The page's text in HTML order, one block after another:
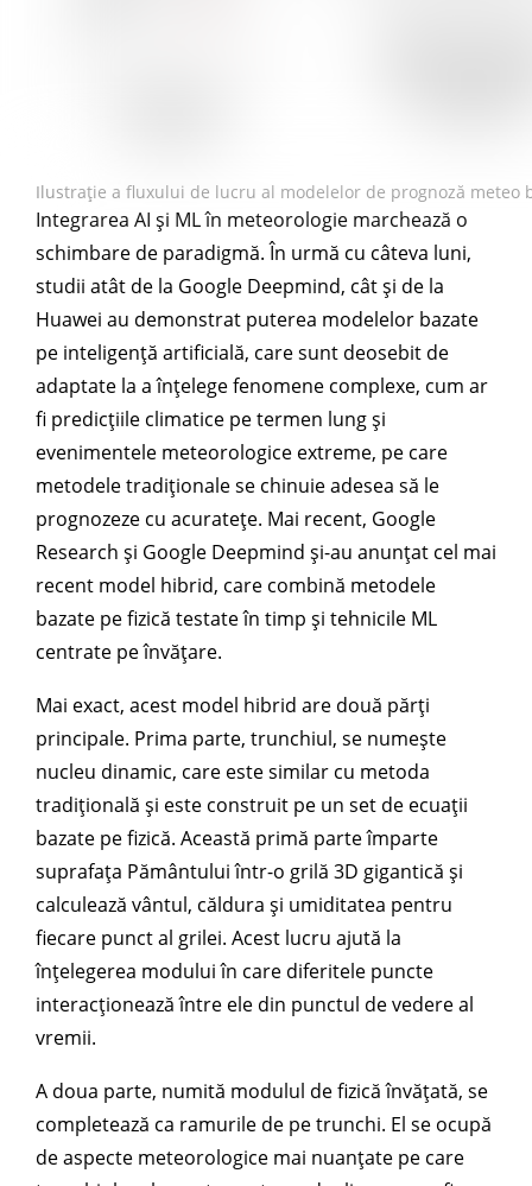
Ilustrație a fluxului de lucru al modelelor de prognoză meteo
Integrarea AI și ML în meteorologie marchează o
schimbare de paradigmă. În urmă cu câteva luni,
studii atât de la Google Deepmind, cât și de la
Huawei au demonstrat puterea modelelor bazate
pe inteligență artificială, care sunt deosebit de
adaptate la a înțelege fenomene complexe, cum ar
fi predicțiile climatice pe termen lung și
evenimentele meteorologice extreme, pe care
metodele tradiționale se chinuie adesea să le
prognozeze cu acuratețe. Mai recent, Google
Research și Google Deepmind și-au anunțat cel mai
recent model hibrid, care combină metodele
bazate pe fizică testate în timp și tehnicile ML
centrate pe învățare.
Mai exact, acest model hibrid are două părți
principale. Prima parte, trunchiul, se numește
nucleu dinamic, care este similar cu metoda
tradițională și este construit pe un set de ecuații
bazate pe fizică. Această primă parte împarte
suprafața Pământului într-o grilă 3D gigantică și
calculează vântul, căldura și umiditatea pentru
fiecare punct al grilei. Acest lucru ajută la
înțelegerea modului în care diferitele puncte
interacționează între ele din punctul de vedere al
vremii.
A doua parte, numită modulul de fizică învățată, se
completează ca ramurile de pe trunchi. El se ocupă
de aspecte meteorologice mai nuanțate pe care